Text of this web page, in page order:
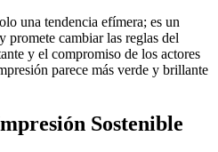
una tendencia efímera; es un
cambiar las reglas del
y el compromiso de los actores
parece más verde y brillante
Sostenible